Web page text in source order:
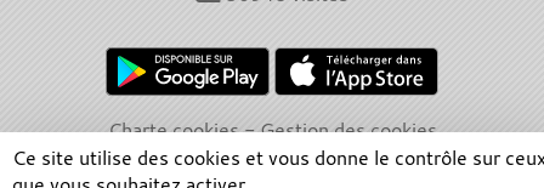
Charte cookies
Gestion des cookies
Informations légales
Signaler un contenu inapproprié
Ce site utilise des cookies et vous donne le contrôle sur